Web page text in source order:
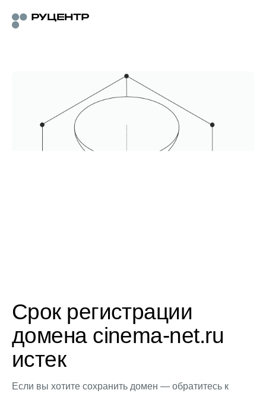
Срок регистрации
домена cinema-net.ru
истек
Если вы хотите сохранить домен — обратитесь к